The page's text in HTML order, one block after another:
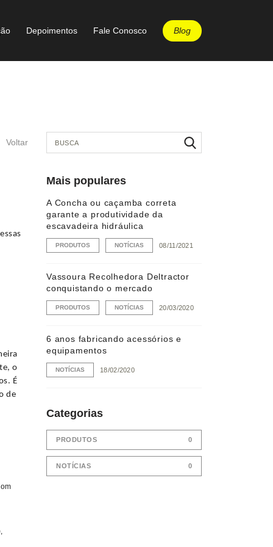
Depoimentos Fale Conosco Blog
Voltar
o
É
de
Mais populares
A Concha ou caçamba correta
garante a produtividade da
escavadeira hidráulica
PRODUTOS NOTÍCIAS 08/11/2021
Vassoura Recolhedora Deltractor
conquistando o mercado
PRODUTOS NOTÍCIAS 20/03/2020
6 anos fabricando acessórios e
equipamentos
NOTÍCIAS 18/02/2020
Categorias
PRODUTOS 0
NOTÍCIAS 0